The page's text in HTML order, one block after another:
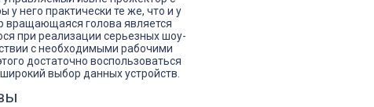
него практически те же, что и у
вращающаяся голова является
при реализации серьезных шоу-
с необходимыми рабочими
достаточно воспользоваться
выбор данных устройств.